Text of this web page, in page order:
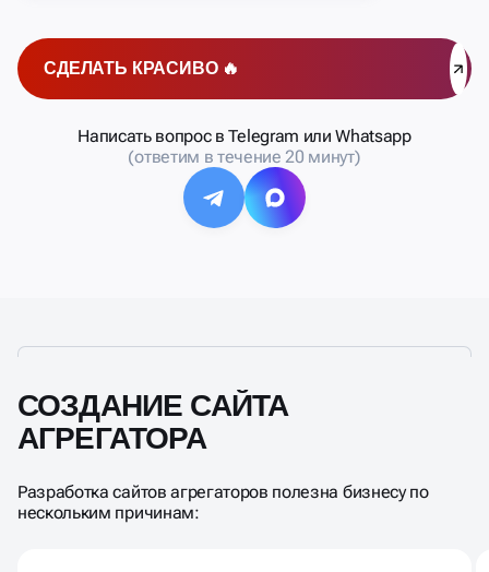
СДЕЛАТЬ КРАСИВО 🔥
Написать вопрос в Telegram или Whatsapp
(ответим в течение 20 минут)
СОЗДАНИЕ САЙТА
АГРЕГАТОРА
Разработка сайтов агрегаторов полезна бизнесу по
нескольким причинам: